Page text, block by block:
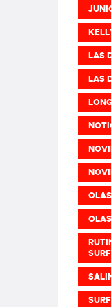
LAS
LAS
OLAS
SURF